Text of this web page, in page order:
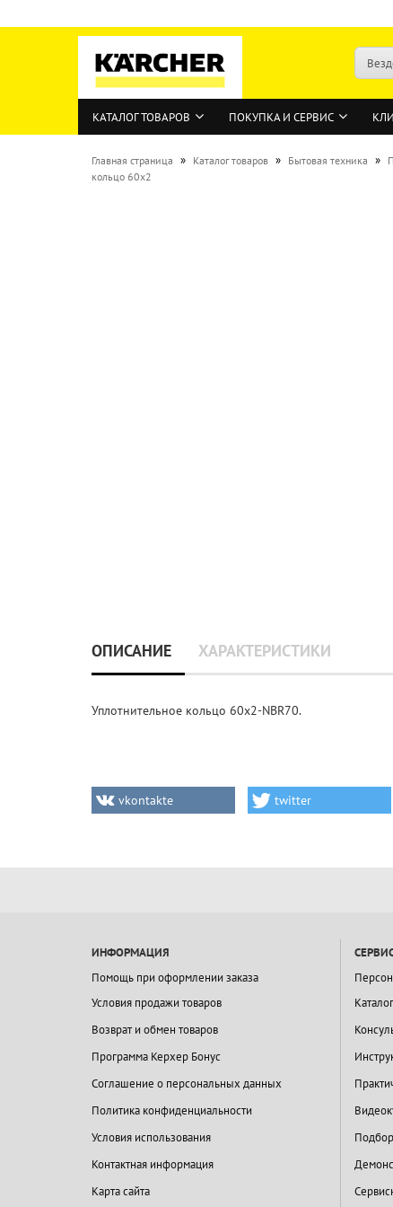
КАТАЛОГ ТОВАРОВ ПОКУПКА И СЕРВИС
Главная страница » Каталог товаров » Бытовая техника »
кольцо 60x2
ОПИСАНИЕ ХАРАКТЕРИСТИКИ
Уплотнительное кольцо 60x2-NBR70.
vkontakte twitter
ИНФОРМАЦИЯ
Помощь при оформлении заказа
Условия продажи товаров
Возврат и обмен товаров
Программа Керхер Бонус
Соглашение о персональных данных
Политика конфиденциальности
Условия использования
Контактная информация
Карта сайта
Подбор